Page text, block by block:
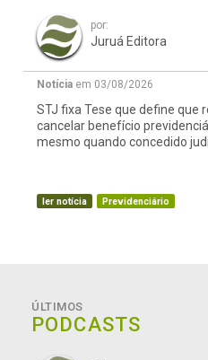
por:
Juruá Editora
Notícia em 03/08/2026
STJ fixa Tese que define que
cancelar benefício
mesmo quando concedido
ler notícia Previdenciário
ÚLTIMOS
PODCASTS